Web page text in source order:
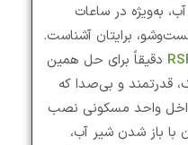
به‌ویژه در ساعات
برایتان آشناست.
دقیقاً برای حل همین
قدرتمند و بی‌صدا که
واحد مسکونی نصب
باز شدن شیر آب،